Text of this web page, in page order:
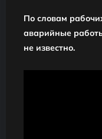
По словам
аварийные
не известно.